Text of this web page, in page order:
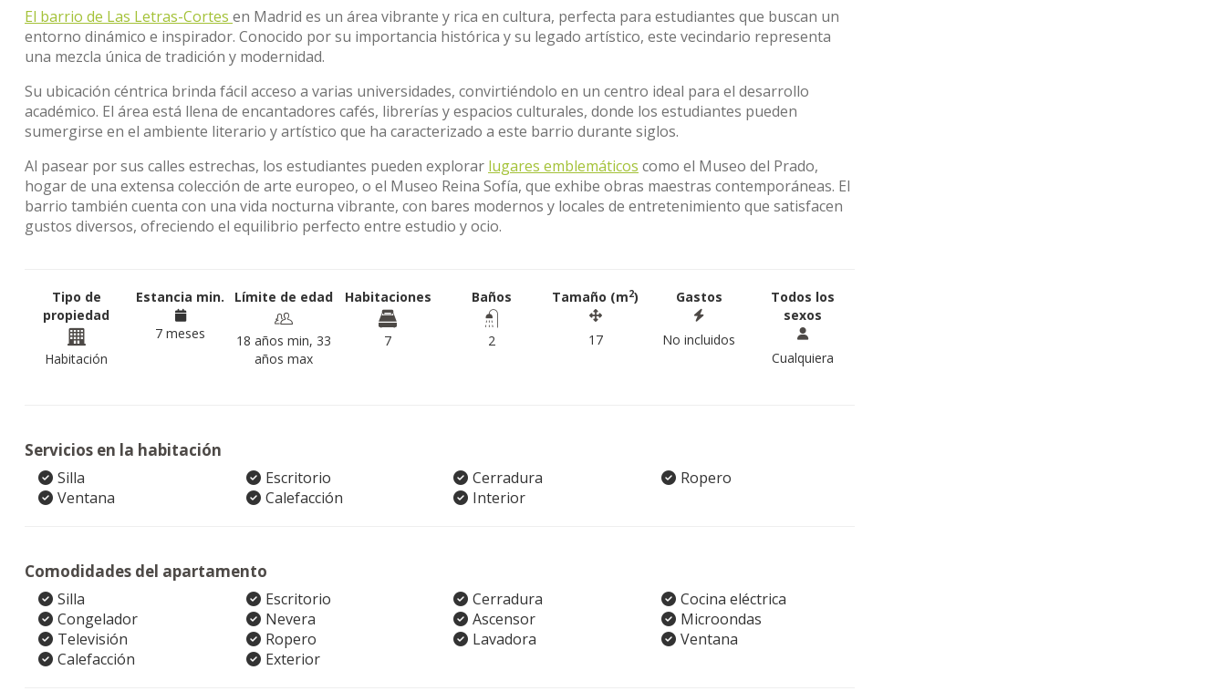
El barrio de Las Letras-Cortes en Madrid es un área vibrante y rica en cultura, perfecta para estudiantes que buscan un
entorno dinámico e inspirador. Conocido por su importancia histórica y su legado artístico, este vecindario representa
una mezcla única de tradición y modernidad.
Su ubicación céntrica brinda fácil acceso a varias universidades, convirtiéndolo en un centro ideal para el desarrollo
académico. El área está llena de encantadores cafés, librerías y espacios culturales, donde los estudiantes pueden
sumergirse en el ambiente literario y artístico que ha caracterizado a este barrio durante siglos.
Al pasear por sus calles estrechas, los estudiantes pueden explorar lugares emblemáticos como el Museo del Prado,
hogar de una extensa colección de arte europeo, o el Museo Reina Sofía, que exhibe obras maestras contemporáneas. El
barrio también cuenta con una vida nocturna vibrante, con bares modernos y locales de entretenimiento que satisfacen
gustos diversos, ofreciendo el equilibrio perfecto entre estudio y ocio.
Tipo de
propiedad
Habitación
Estancia min.
7 meses
Límite de edad
18 años min, 33
años max
Habitaciones
7
Baños
2
Tamaño (m2)
17
Gastos
No incluidos
Todos los
sexos
Cualquiera
Servicios en la habitación
Silla Escritorio Cerradura
Ropero
Ventana
Calefacción Interior
Comodidades del apartamento
Silla Escritorio Cerradura
Cocina eléctrica
Congelador
Nevera Ascensor
Microondas
Televisión
Ropero Lavadora
Ventana
Calefacción
Exterior